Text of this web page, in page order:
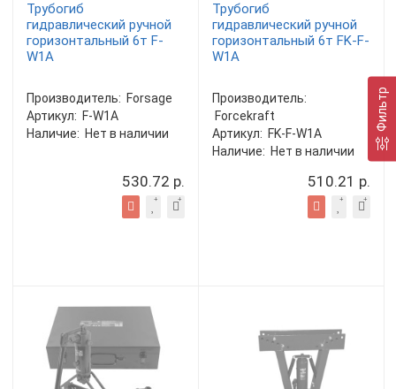
Фильтр
Трубогиб
гидравлический ручной
горизонтальный 6т F-
W1A
Производитель: Forsage
Артикул: F-W1A
Наличие: Нет в наличии
530.72 р.
Трубогиб
гидравлический ручной
горизонтальный 6т FK-F-
W1A
Производитель:
Forcekraft
Артикул: FK-F-W1A
Наличие: Нет в наличии
510.21 р.